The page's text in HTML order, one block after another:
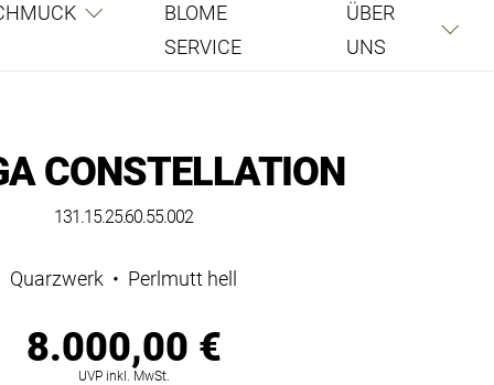
BLOME
SERVICE
ÜBER
UNS
CONSTELLATION
131.15.25.60.55.002
Quarzwerk • Perlmutt hell
8.000,00 €
UVP inkl. MwSt.